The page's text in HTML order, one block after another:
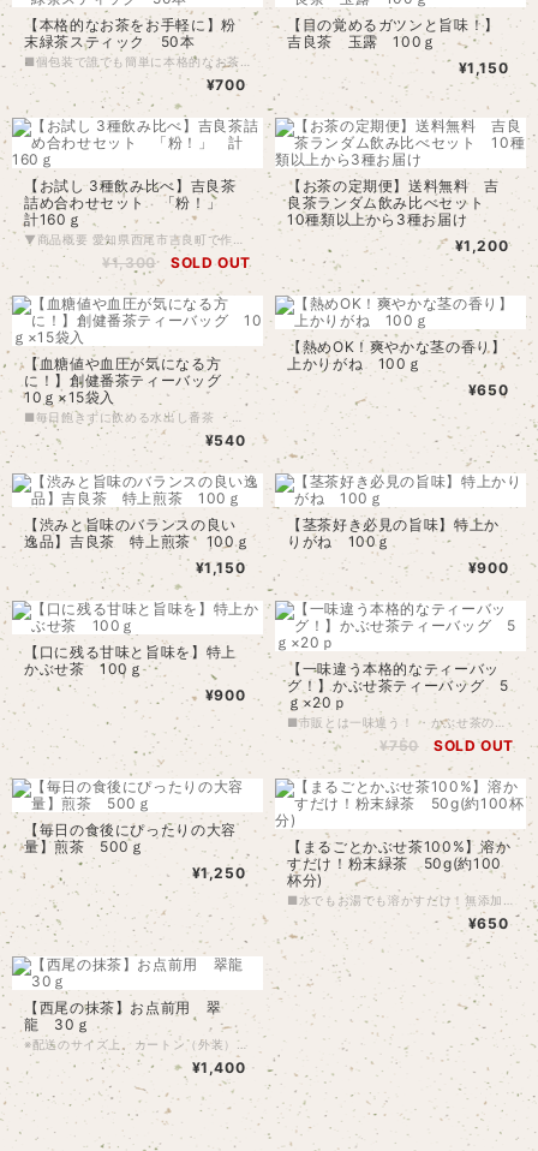
【本格的なお茶をお手軽に】粉
末緑茶スティック 50本
¥700
【目の覚めるガツンと旨味！】
吉良茶 玉露 100ｇ
¥1,150
【お試し 3種飲み比べ】吉良茶
詰め合わせセット 「粉！」
計160ｇ
¥1,300 SOLD OUT
【お茶の定期便】送料無料 吉
良茶ランダム飲み比べセット
10種類以上から3種お届け
¥1,200
【血糖値や血圧が気になる方
に！】創健番茶ティーバッグ
10ｇ×15袋入
¥540
【熱めOK！爽やかな茎の香り】
上かりがね 100ｇ
¥650
【渋みと旨味のバランスの良い
逸品】吉良茶 特上煎茶 100ｇ
¥1,150
【茎茶好き必見の旨味】特上か
りがね 100ｇ
¥900
【口に残る甘味と旨味を】特上
かぶせ茶 100ｇ
¥900
【一味違う本格的なティーバッ
グ！】かぶせ茶ティーバッグ 5
ｇ×20ｐ
■市販とは一味違う！ ・かぶせ茶の粉を使用していますので、より本格的でお手軽なティーバッグです。 まろやかな甘みをお楽しみください！ ・新芽が出てから農薬をかけず、残留農薬検査でも検出されていません。 ・普通蒸し煎茶で、火香が少なく、お茶本来の素朴で豊かな風味を楽しめます。 ■淹れ方の目安 湯量：500ｍｌ-1ℓほど（水出し） 葉量：1パック 湯温：冷水 浸出時間：冷蔵庫に入れて、1時間以上 ※お湯で淹れてももちろん美味しいです。 湯飲み3杯分くらい出ます。
¥750 SOLD OUT
【毎日の食後にぴったりの大容
量】煎茶 500ｇ
¥1,250
【まるごとかぶせ茶100%】溶か
すだけ！粉末緑茶 50g(約100
杯分)
¥650
【西尾の抹茶】お点前用 翠
龍 30ｇ
※配送のサイズ上、カートン（外装）も同封してお送りします。 お点前用のお抹茶です。 西尾市で栽培された茶葉のお抹茶です。 当園の茶葉も一部原料として使用していただいています、100％ではありません。 薄茶としても、濃茶としても美味しいです。 お茶道でもお使いいただいております。 お抹茶基本の流れ 1.お湯をしっかりと沸かす。 2.茶碗にお湯注ぎ温める。 3.茶碗の水気を拭く。 4.お抹茶を茶杓2杯程（1.5ｇ程）を茶碗に淹れる。（ふるいをすると、ダマになりづらいです） 5.お湯（80℃ほど）を60-80ｍｌ程度注ぐ。 6.茶筅で底の茶葉を混ぜ、底から浮かして手首を使い前後に混ぜる。 7.泡が立ってきたら、泡表面近くでゆっくり動かし泡を細かくし、最後は泡の中心が盛れるように茶筅をぬく。 ※あくまで基本です。 シェイカーなどでも簡単におつくりできます。
¥1,400